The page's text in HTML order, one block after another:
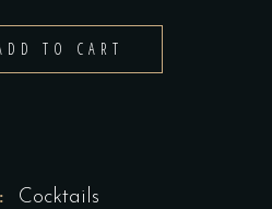
TO CART
Cocktails